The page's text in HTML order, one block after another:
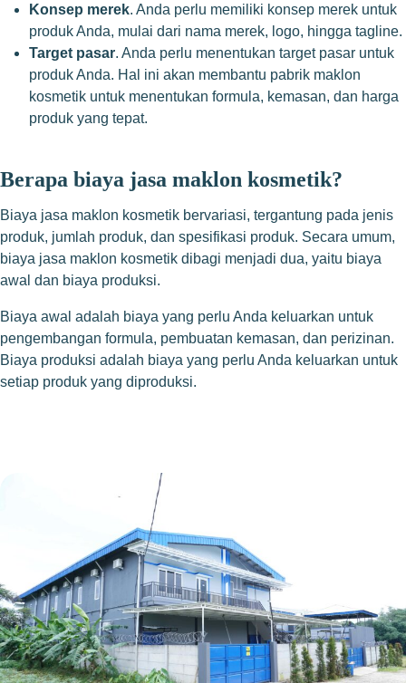
Konsep merek. Anda perlu memiliki konsep merek untuk
produk Anda, mulai dari nama merek, logo, hingga tagline.
Target pasar. Anda perlu menentukan target pasar untuk
produk Anda. Hal ini akan membantu pabrik maklon
kosmetik untuk menentukan formula, kemasan, dan harga
produk yang tepat.
Berapa biaya jasa maklon kosmetik?
Biaya jasa maklon kosmetik bervariasi, tergantung pada jenis
produk, jumlah produk, dan spesifikasi produk. Secara umum,
biaya jasa maklon kosmetik dibagi menjadi dua, yaitu biaya
awal dan biaya produksi.
Biaya awal adalah biaya yang perlu Anda keluarkan untuk
pengembangan formula, pembuatan kemasan, dan perizinan.
Biaya produksi adalah biaya yang perlu Anda keluarkan untuk
setiap produk yang diproduksi.